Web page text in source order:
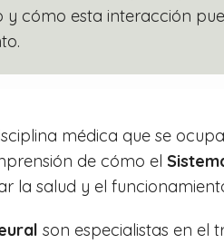
y cómo esta interacción
médica que se
de cómo el
la salud y el
son especialistas en el